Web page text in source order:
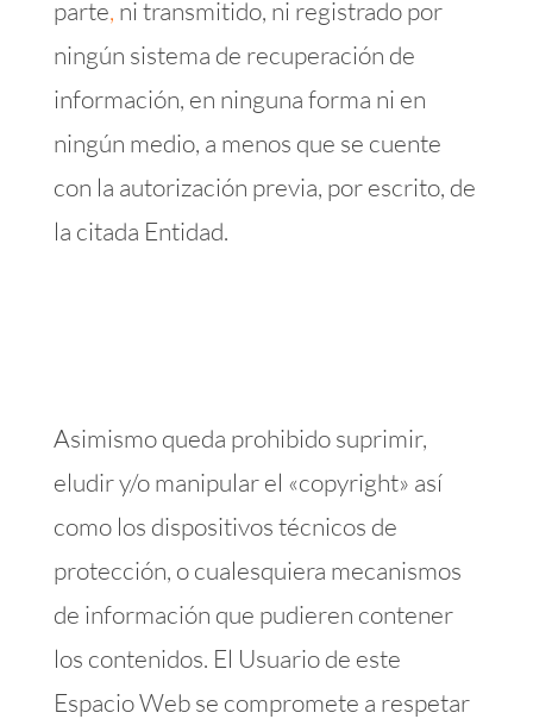
parte, ni transmitido, ni registrado por
ningún sistema de recuperación de
información, en ninguna forma ni en
ningún medio, a menos que se cuente
con la autorización previa, por escrito, de
la citada Entidad.
Asimismo queda prohibido suprimir,
eludir y/o manipular el «copyright» así
como los dispositivos técnicos de
protección, o cualesquiera mecanismos
de información que pudieren contener
los contenidos. El Usuario de este
Espacio Web se compromete a respetar